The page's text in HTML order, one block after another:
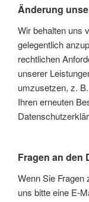
Änderung
Wir behalten uns
gelegentlich
rechtlichen
unserer
umzusetzen, z.
Ihren erneuten
Fragen an den
Wenn Sie
uns bitte eine E-